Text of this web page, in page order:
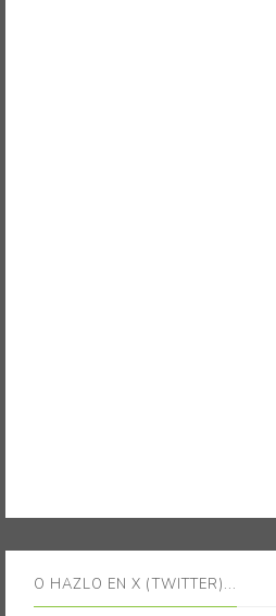
O HAZLO EN X (TWITTER)...